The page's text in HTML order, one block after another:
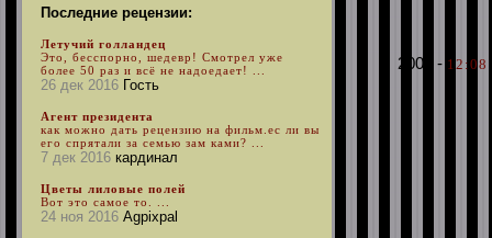
2006 - 12:08
Последние рецензии:
Летучий голландец
Это, бесспорно, шедевр! Смотрел уже
более 50 раз и всё не надоедает! ...
26 дек 2016 Гость
Агент президента
как можно дать рецензию на фильм.ес ли вы
его спрятали за семью зам ками? ...
7 дек 2016 кардинал
Цветы лиловые полей
Вот это самое то. ...
24 ноя 2016 Agpixpal